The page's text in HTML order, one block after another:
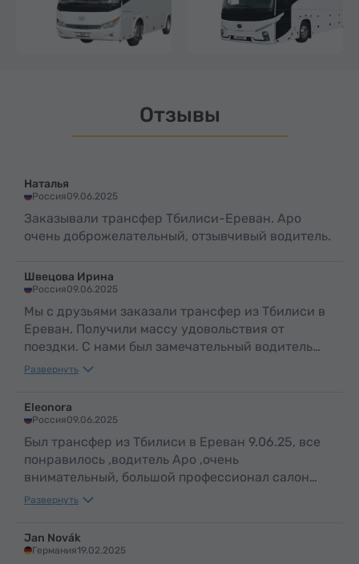
Отзывы
Наталья
Россия09.06.2025
Заказывали трансфер Тбилиси-Ереван. Аро
очень доброжелательный, отзывчивый водитель.
Швецова Ирина
Россия09.06.2025
Мы с друзьями заказали трансфер из Тбилиси в
Ереван. Получили массу удовольствия от
поездки. С нами был замечательный водитель
Аро. По таким людям и можно судить о
гостеприимном и добром народе .
Развернуть
Eleonora
Россия09.06.2025
Был трансфер из Тбилиси в Ереван 9.06.25, все
понравилось ,водитель Аро ,очень
внимательный, большой профессионал салон
машины чистый в машине вода ,путешествие
Развернуть
Jan Novák
Германия19.02.2025